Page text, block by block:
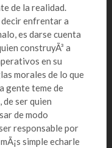
de la realidad.
enfrentar a
es darse cuenta
construyÃ³ a
en su
morales de lo que
gente teme de
de ser quien
de modo
responsable por
simple echarle